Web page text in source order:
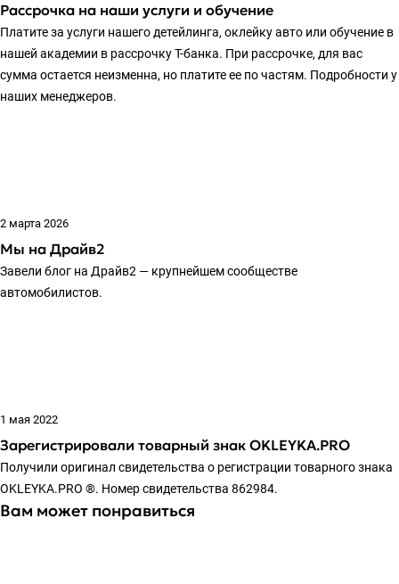
Рассрочка на наши услуги и обучение
Платите за услуги нашего детейлинга, оклейку авто или обучение в
нашей академии в рассрочку Т-банка. При рассрочке, для вас
сумма остается неизменна, но платите ее по частям. Подробности у
наших менеджеров.
2 марта 2026
Мы на Драйв2
Завели блог на Драйв2 — крупнейшем сообществе
автомобилистов.
1 мая 2022
Зарегистрировали товарный знак OKLEYKA.PRO
Получили оригинал свидетельства о регистрации товарного знака
OKLEYKA.PRO ®. Номер свидетельства 862984.
Вам может понравиться